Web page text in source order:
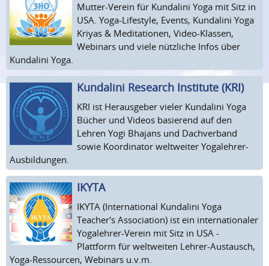
Mutter-Verein für Kundalini Yoga mit Sitz in
USA. Yoga-Lifestyle, Events, Kundalini Yoga
Kriyas & Meditationen, Video-Klassen,
Webinars und viele nützliche Infos über
Kundalini Yoga.
Kundalini Research Institute (KRI)
KRI ist Herausgeber vieler Kundalini Yoga
Bücher und Videos basierend auf den
Lehren Yogi Bhajans und Dachverband
sowie Koordinator weltweiter Yogalehrer-
Ausbildungen.
IKYTA
IKYTA (International Kundalini Yoga
Teacher's Association) ist ein internationaler
Yogalehrer-Verein mit Sitz in USA -
Plattform für weltweiten Lehrer-Austausch,
Yoga-Ressourcen, Webinars u.v.m.